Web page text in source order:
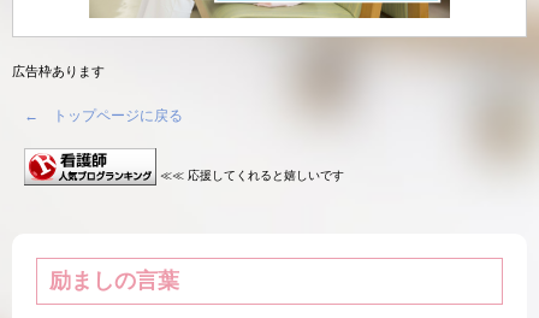
広告枠あります
← トップページに戻る
≪≪ 応援してくれると嬉しいです
励ましの言葉